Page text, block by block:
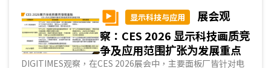
机，并带动SDC折疊屏面板出货量大幅成长。相对地，中系面
板厂亦积极发展折疊屏面板，并积极与中系手机业者结盟，例
如京东方、维信诺结盟华为和荣耀，以及TCL华星结盟联想和
小米。尤其京东方将紧随SDC脚步，将8.6代AMOLED产线导
入量产，并提升既有6代线生产折疊屏面板比重，亦将带动折
显示科技与应用
展会观
察：CES 2026 显示科技画质竞
争及应用范围扩张为发展重点
DIGITIMES观察，在CES 2026展会中，主要面板厂皆针对电